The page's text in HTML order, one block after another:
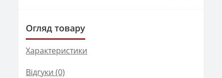
Огляд товару
Характеристики
Відгуки (0)